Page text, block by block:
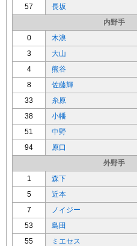
57
長坂
内野手
0
木浪
3
大山
4
熊谷
8
佐藤輝
33
糸原
38
小幡
51
中野
94
原口
外野手
1
森下
5
近本
7
ノイジー
53
島田
55
ミエセス